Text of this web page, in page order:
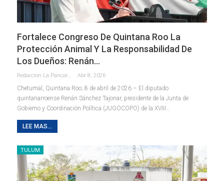
Fortalece Congreso De Quintana Roo La
Protección Animal Y La Responsabilidad De
Los Dueños: Renán…
Redaccion La Pancarta De Quintana Roo Abr 8, 2026
Chetumal, Quintana Roo; 8 de abril de 2026.– El diputado
quintanarroense Renán Sánchez Tajonar, presidente de la Junta de
Gobierno y Coordinación Política (JUGOCOPO) de la XVIII …
LEE MAS...
TULUM